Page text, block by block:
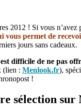
2012 ! Si vous
permet de
jours sans cadeaux.
difficile de ne pas
(lien : Menlook.fr),
!
sélection